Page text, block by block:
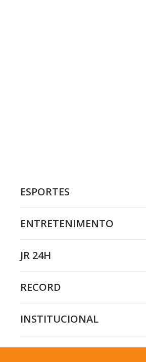
ESPORTES
ENTRETENIMENTO
JR 24H
RECORD
INSTITUCIONAL